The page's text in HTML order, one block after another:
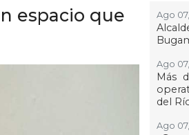
espacio que
Ago
Ago
Más
del
Ago